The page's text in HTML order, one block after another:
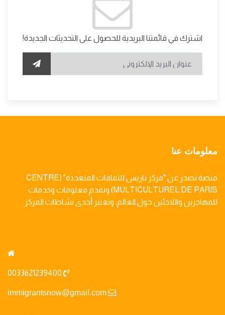
اشترك في قائمتنا البريدية للحصول على التحديثات الجديدة!
معلومات عنا
منصة تصدر عن "مركز باريس للثقافات المتعددة" (CENTRE
MULTICULTUREL DE PARIS) وتقدم معلومات وخدمات
للمهاجرين واللاجئين حول العالم، وتعتبر أحدى نشاطات المركز.
immigrantsnow@gmail.com